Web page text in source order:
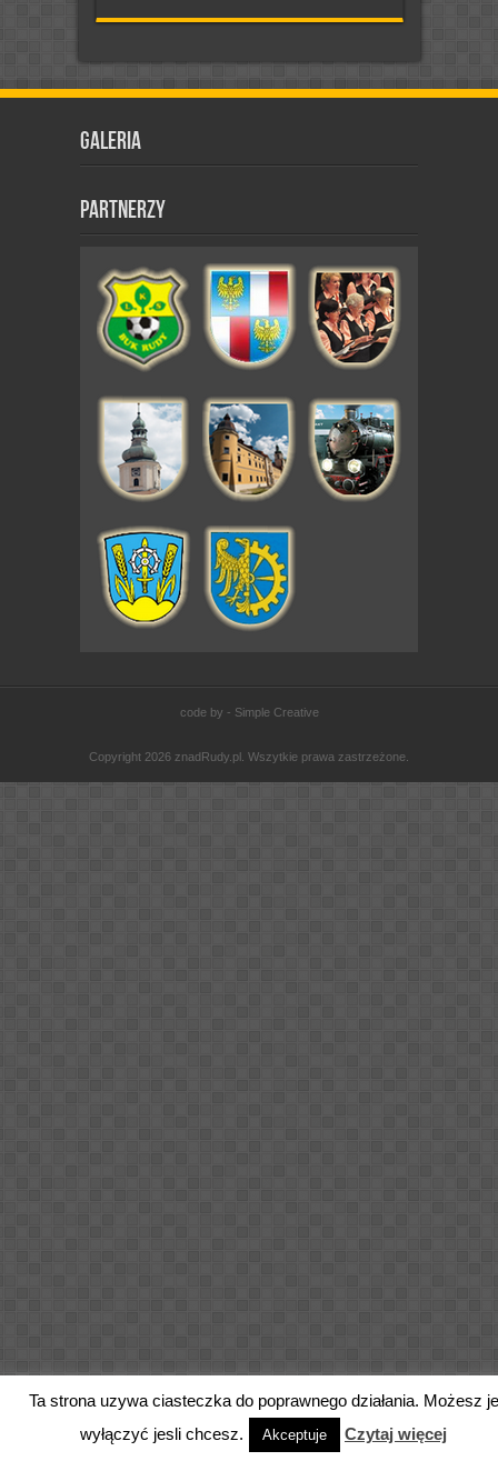
Galeria
Partnerzy
code by - Simple Creative
Copyright 2026 znadRudy.pl. Wszytkie prawa zastrzeżone.
Ta strona uzywa ciasteczka do poprawnego działania. Możesz je
wyłączyć jesli chcesz.
Akceptuje Czytaj więcej